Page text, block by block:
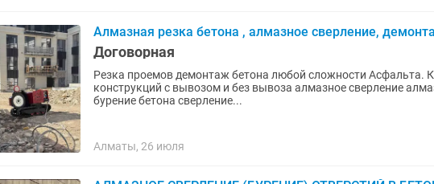
Алмазная резка бетона , алмазное сверление,
Договорная
Резка проемов демонтаж бетона любой сложности Асфальта.
конструкций с вывозом и без вывоза алмазное сверление алмазное бурение алмазная резка
бурение бетона сверление...
Алматы, 26 июля